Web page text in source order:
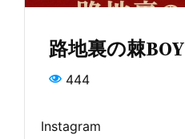
路地裏の棘BOY
444
Instagram